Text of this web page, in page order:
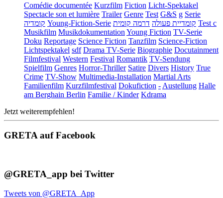
Comédie documentée Kurzfilm Fiction Licht-Spektakel
Spectacle son et lumière Trailer Genre Test G&S g Serie
קומדיה Young-Fiction-Serie קומדיית פעולה דרמה קומית
Test c
Musikfilm Musikdokumentation Young Fiction TV-Serie
Doku Reportage Science Fiction Tanzfilm Science-Fiction
Lichtspektakel sdf Drama TV-Serie Biographie Docutainment
Filmfestival Western Festival Romantik TV-Sendung
Spielfilm Genres Horror-Thriller Satire Divers History True
Crime TV-Show Multimedia-Installation Martial Arts
Familienfilm Kurzfilmfestival Dokufiction - Austellung Halle
am Berghain Berlin Familie / Kinder Kdrama
Jetzt weiterempfehlen!
GRETA auf Facebook
@GRETA_app bei Twitter
Tweets von @GRETA_App